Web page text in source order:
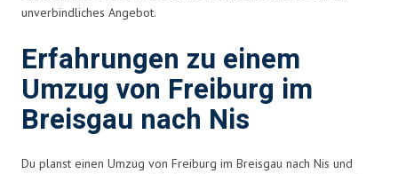
unverbindliches Angebot.
Erfahrungen zu einem
Umzug von Freiburg im
Breisgau nach Nis
Du planst einen Umzug von Freiburg im Breisgau nach Nis und